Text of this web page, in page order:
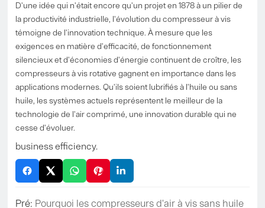
D'une idée qui n'était encore qu'un projet en 1878 à un pilier de
la productivité industrielle, l'évolution du compresseur à vis
témoigne de l'innovation technique. À mesure que les
exigences en matière d'efficacité, de fonctionnement
silencieux et d'économies d'énergie continuent de croître, les
compresseurs à vis rotative gagnent en importance dans les
applications modernes. Qu'ils soient lubrifiés à l'huile ou sans
huile, les systèmes actuels représentent le meilleur de la
technologie de l'air comprimé, une innovation durable qui ne
cesse d'évoluer.
business efficiency.
Pré: Pourquoi les compresseurs d'air à vis sans huile